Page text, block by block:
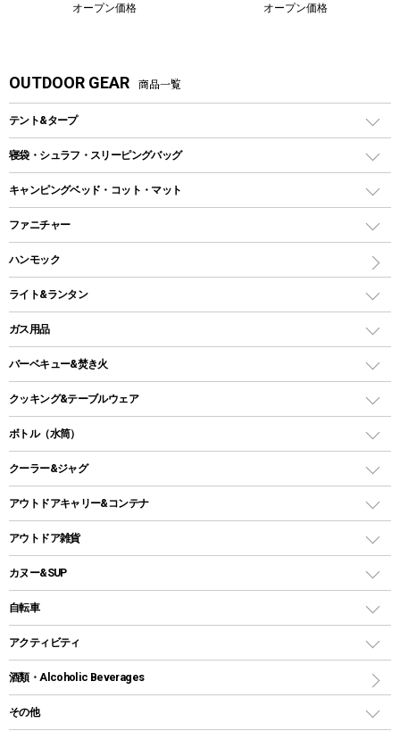
オープン価格
オープン価格
OUTDOOR GEAR 商品一覧
テント&タープ
テント
ツールームテント
ワンポールテント
シェルターテント
ロッジ型・オリジナルテント
タープ
スクエアタープ（レクタタープ）
メッシュタープ
自立式タープ
パラソル
テントアクセサリー
ペグ
グランドシート
ガイドロープ
ツール
寝袋・シュラフ・スリーピングバッグ
レクタングラー型（封筒型）シュラフ
インナーシュラフ
キャンピングベッド・コット・マット
キャンピングベッド・コット
インフレータブルマット
ファニチャー
アウトドアテーブル
レジャーシート
ハンモック
ライト&ランタン
LEDランタン
ガスランタン
オイルランタン
LEDライト
ヘッドライト
キャンドル
ガス用品
ガスバーナー
ガス缶
ガストーチ、ライター
バーベキュー&焚き火
バーベキューコンロ、グリル
焚き火台タイプ（ロースタイル）グリル
卓上タイプグリル
パーティータイプグリル
鉄板、アミ
焚き火台&ストーブ
火起こし
バーベキューツール
クッキング&テーブルウェア
ダッチオーブン
ホットサンドメーカー
クッカーセット
シェラカップ
クッキングツール
ナイフ
カトラリー
ボトル（水筒）
ステンレスボトル
コップ付きタイプ
ワンタッチタイプ
プラスチックボトル
ディズニーボトル
クーラー&ジャグ
クーラーボックス
クーラーバッグ
ウォータージャグ
保冷剤
アウトドアキャリー&コンテナ
アウトドアキャリー
アウトドア雑貨
バックパック&バッグ
リュック、バックパック
トートバッグ、サコッシュ
ショッピングキャリー
その他アウトドア雑貨
カヌー&SUP
インフレータブル
カヤック
パドル
自転車
折りたたみ自転車
スポーツサイクル
シティサイクル
アクティビティ
マリン
ラッシュガード
酒類・Alcoholic Beverages
その他